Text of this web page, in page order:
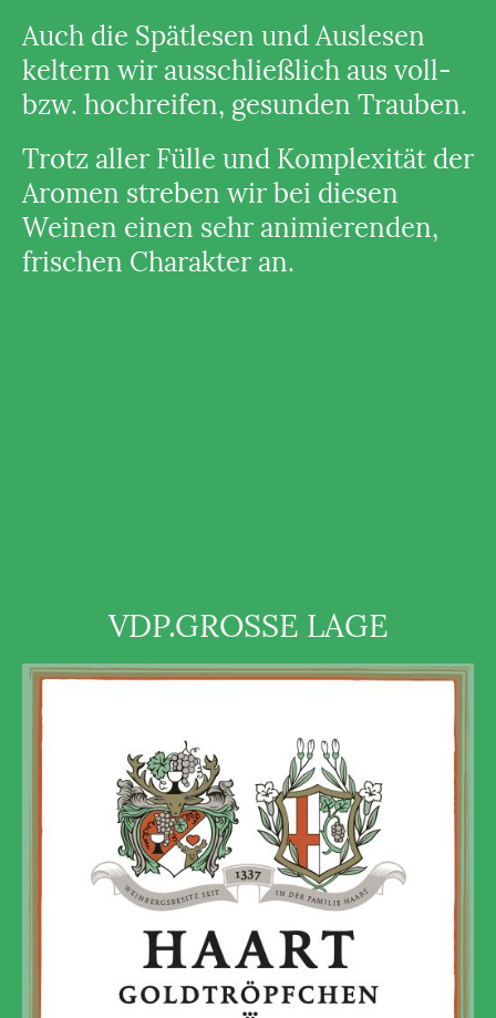
Auch die Spätlesen und Auslesen
keltern wir ausschließlich aus voll-
bzw. hochreifen, gesunden Trauben.
Trotz aller Fülle und Komplexität der
Aromen streben wir bei diesen
Weinen einen sehr animierenden,
frischen Charakter an.
VDP.GROSSE LAGE